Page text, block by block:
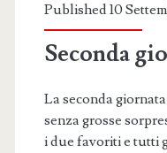
Published 10
Seconda
La seconda
senza grosse
i due favoriti e tutti